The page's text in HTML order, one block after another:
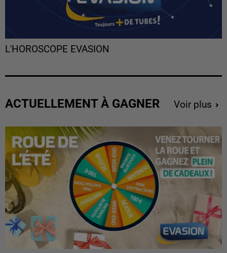
L'HOROSCOPE EVASION
ACTUELLEMENT À GAGNER Voir plus